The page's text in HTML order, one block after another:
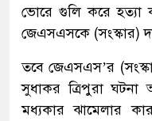
ভোরে গুলি করে হত্যা
জেএসএসকে (সংস্কার)
তবে জেএসএস’র
সুধাকর ত্রিপুরা ঘটনা
মধ্যকার ঝামেলার